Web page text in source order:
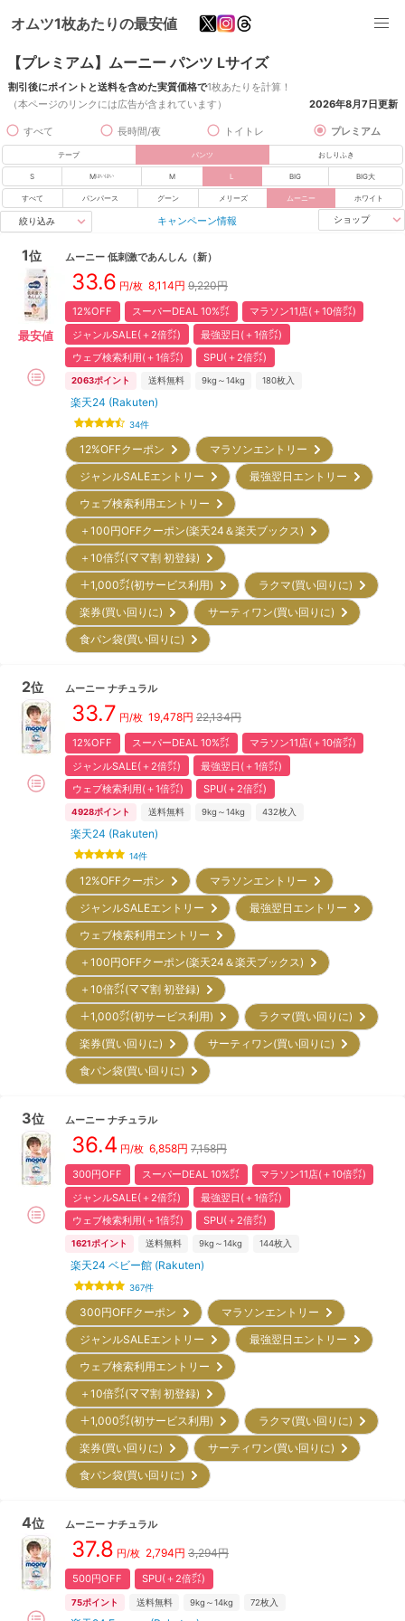
オムツ1枚あたりの最安値
【プレミアム】ムーニー パンツ Lサイズ
割引後にポイントと送料を含めた実質価格で1枚あたりを計算！
（本ページのリンクには広告が含まれています）
2026年8月7日更新
すべて 長時間/夜 トイトレ プレミアム
テープ パンツ おしりふき
S Mはいはい M L BIG BIG大
すべて パンパース グーン メリーズ ムーニー ホワイト
絞り込み キャンペーン情報 ショップ
1位
最安値
ムーニー 低刺激であんしん （新）
33.6 円/枚 8,114円 9,220円
12%OFF スーパーDEAL 10%㌽
マラソン11店(＋10倍㌽)
ジャンルSALE(＋2倍㌽)
最強翌日(＋1倍㌽)
ウェブ検索利用(＋1倍㌽)
SPU(＋2倍㌽)
2063ポイント 送料無料 9kg～14kg 180枚入
楽天24 (Rakuten)
34件
12%OFFクーポン
マラソンエントリー
ジャンルSALEエントリー
最強翌日エントリー
ウェブ検索利用エントリー
＋100円OFFクーポン(楽天24＆楽天ブックス)
＋10倍㌽(ママ割 初登録)
＋1,000㌽(初サービス利用)
ラクマ(買い回りに)
楽券(買い回りに)
サーティワン(買い回りに)
食パン袋(買い回りに)
2位 ムーニー ナチュラル
33.7 円/枚 19,478円 22,134円
12%OFF スーパーDEAL 10%㌽
マラソン11店(＋10倍㌽)
ジャンルSALE(＋2倍㌽)
最強翌日(＋1倍㌽)
ウェブ検索利用(＋1倍㌽)
SPU(＋2倍㌽)
4928ポイント 送料無料 9kg～14kg 432枚入
楽天24 (Rakuten)
14件
12%OFFクーポン
マラソンエントリー
ジャンルSALEエントリー
最強翌日エントリー
ウェブ検索利用エントリー
＋100円OFFクーポン(楽天24＆楽天ブックス)
＋10倍㌽(ママ割 初登録)
＋1,000㌽(初サービス利用)
ラクマ(買い回りに)
楽券(買い回りに)
サーティワン(買い回りに)
食パン袋(買い回りに)
3位 ムーニー ナチュラル
36.4 円/枚 6,858円 7,158円
300円OFF スーパーDEAL 10%㌽
マラソン11店(＋10倍㌽)
ジャンルSALE(＋2倍㌽)
最強翌日(＋1倍㌽)
ウェブ検索利用(＋1倍㌽)
SPU(＋2倍㌽)
1621ポイント 送料無料 9kg～14kg 144枚入
楽天24 ベビー館 (Rakuten)
367件
300円OFFクーポン
マラソンエントリー
ジャンルSALEエントリー
最強翌日エントリー
ウェブ検索利用エントリー
＋10倍㌽(ママ割 初登録)
＋1,000㌽(初サービス利用)
ラクマ(買い回りに)
楽券(買い回りに)
サーティワン(買い回りに)
食パン袋(買い回りに)
4位 ムーニー ナチュラル
37.8 円/枚 2,794円 3,294円
500円OFF SPU(＋2倍㌽)
75ポイント 送料無料 9kg～14kg 72枚入